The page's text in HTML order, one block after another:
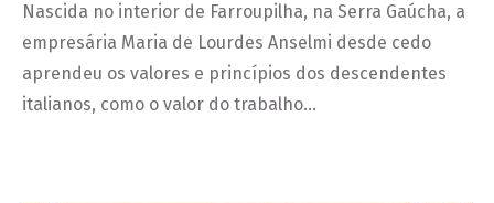
Nascida no interior de Farroupilha, na Serra Gaúcha, a
empresária Maria de Lourdes Anselmi desde cedo
aprendeu os valores e princípios dos descendentes
italianos, como o valor do trabalho…